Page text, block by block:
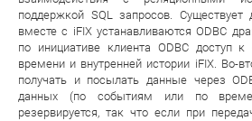
поддержкой SQL запросов. Существует
вместе с iFIX устанавливаются ODBC
по инициативе клиента ODBC доступ
времени и внутренней истории iFIX. Во-
получать и посылать данные через
данных (по событиям или по
резервируется, так что если при